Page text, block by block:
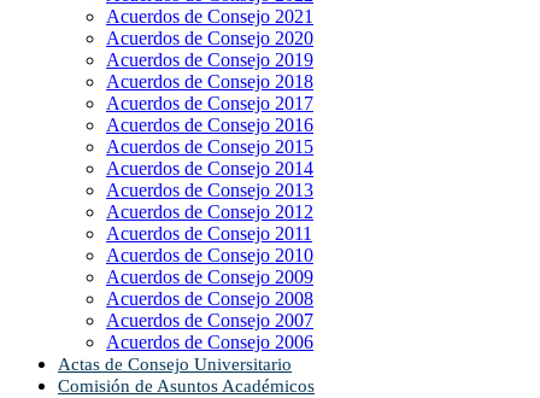
Acuerdos de Consejo 2021
Acuerdos de Consejo 2020
Acuerdos de Consejo 2019
Acuerdos de Consejo 2018
Acuerdos de Consejo 2017
Acuerdos de Consejo 2016
Acuerdos de Consejo 2015
Acuerdos de Consejo 2014
Acuerdos de Consejo 2013
Acuerdos de Consejo 2012
Acuerdos de Consejo 2011
Acuerdos de Consejo 2010
Acuerdos de Consejo 2009
Acuerdos de Consejo 2008
Acuerdos de Consejo 2007
Acuerdos de Consejo 2006
Actas de Consejo Universitario
Comisión de Asuntos Académicos